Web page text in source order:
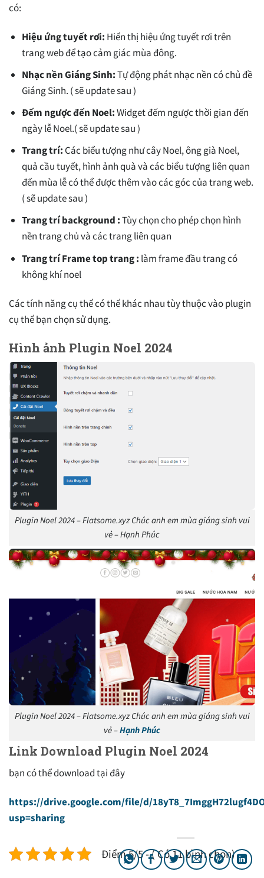
có:
Hiệu ứng tuyết rơi: Hiển thị hiệu ứng tuyết rơi trên
trang web để tạo cảm giác mùa đông.
Nhạc nền Giáng Sinh:Tự động phát nhạc nền có chủ đề
Giáng Sinh. ( sẽ update sau )
Đếm ngược đến Noel:Widget đếm ngược thời gian đến
ngày lễ Noel.( sẽ update sau )
Trang trí: Các biểu tượng như cây Noel, ông già Noel,
quả cầu tuyết, hình ảnh quà và các biểu tượng liên quan
đến mùa lễ có thể được thêm vào các góc của trang web.
( sẽ update sau )
Trang trí background :Tùy chọn cho phép chọn hình
nền trang chủ và các trang liên quan
Trang trí Frame top trang : làm frame đầu trang có
không khí noel
Các tính năng cụ thể có thể khác nhau tùy thuộc vào plugin
cụ thể bạn chọn sử dụng.
Hình ảnh Plugin Noel 2024
Plugin Noel 2024 – Flatsome.xyz Chúc anh em mùa giáng sinh vui
vẻ – Hạnh Phúc
Plugin Noel 2024 – Flatsome.xyz Chúc anh em mùa giáng sinh vui
vẻ –Hạnh Phúc
Link Download Plugin Noel 2024
bạn có thể download tại đây
https://drive.google.com/file/d/
usp=sharing
Điểm 5/5 - ( Có 11 bình chọn)